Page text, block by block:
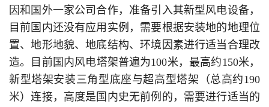
因和国外一家公司合作，准备引入其新型风电设备，
目前国内还没有应用实例，需要根据安装地的地理位
置、地形地貌、地底结构、环境因素进行适当合理改
造。目前国内风电塔架普遍为100米，最高约150米，
新型塔架安装三角型底座与超高型塔架（总高约190
米）连接，高度是国内史无前例的，需要进行适当的